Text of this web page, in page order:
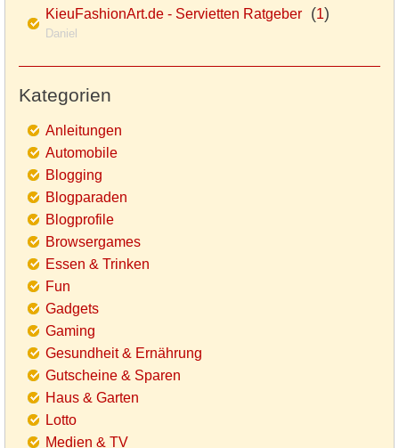
KieuFashionArt.de - Servietten Ratgeber (1)
Daniel
Kategorien
Anleitungen
Automobile
Blogging
Blogparaden
Blogprofile
Browsergames
Essen & Trinken
Fun
Gadgets
Gaming
Gesundheit & Ernährung
Gutscheine & Sparen
Haus & Garten
Lotto
Medien & TV